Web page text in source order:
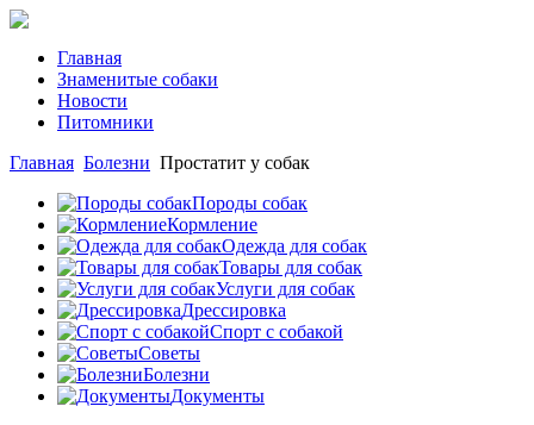
Главная
Знаменитые собаки
Новости
Питомники
Главная Болезни Простатит у собак
Породы собак
Кормление
Одежда для собак
Товары для собак
Услуги для собак
Дрессировка
Спорт с собакой
Советы
Болезни
Документы